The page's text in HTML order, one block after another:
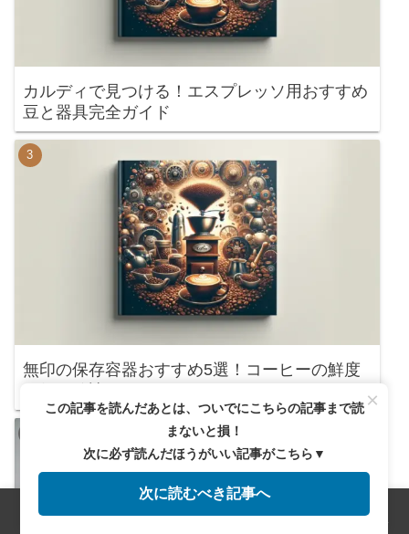
カルディで見つける！エスプレッソ用おすすめ
豆と器具完全ガイド
無印の保存容器おすすめ5選！コーヒーの鮮度
サイドバー
×
この記事を読んだあとは、ついでにこちらの記事まで読
まないと損！
次に必ず読んだほうがいい記事がこちら▼
次に読むべき記事へ